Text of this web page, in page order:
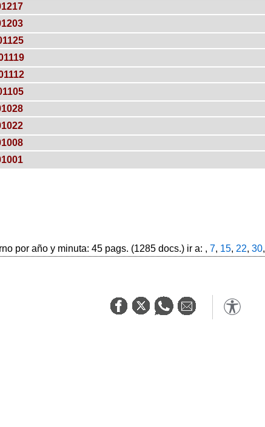
por año y minuta: 45 pags. (1285 docs.) ir a: , 7, 15, 22, 30,